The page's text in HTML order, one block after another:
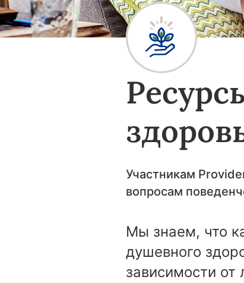
Участникам
вопросам
Мы знаем, что
душевного
зависимости от